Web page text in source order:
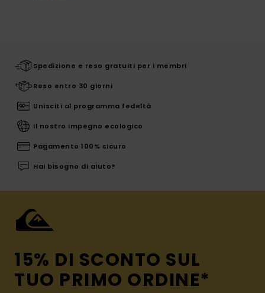
Spedizione e reso gratuiti per i membri
Reso entro 30 giorni
Unisciti al programma fedeltà
Il nostro impegno ecologico
Pagamento 100% sicuro
Hai bisogno di aiuto?
15% DI SCONTO SUL
TUO PRIMO ORDINE*